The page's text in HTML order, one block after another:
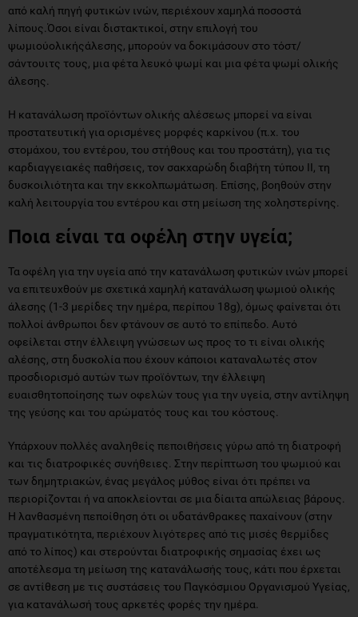
από καλή πηγή φυτικών ινών, περιέχουν χαμηλά ποσοστά
λίπους.Όσοι είναι διστακτικοί, στην επιλογή του
ψωμιούολικήςάλεσης, μπορούν να δοκιμάσουν στο τόστ/
σάντουιτς τους, μια φέτα λευκό ψωμί και μια φέτα ψωμί ολικής
άλεσης.
Η κατανάλωση προϊόντων ολικής αλέσεως μπορεί να είναι
προστατευτική για ορισμένες μορφές καρκίνου (π.χ. του
στομάχου, του εντέρου, του στήθους και του προστάτη), για τις
καρδιαγγειακές παθήσεις, τον σακχαρώδη διαβήτη τύπου ΙΙ, τη
δυσκοιλιότητα και την εκκολπωμάτωση. Επίσης, βοηθούν στην
καλή λειτουργία του εντέρου και στη μείωση της χοληστερίνης.
Ποια είναι τα οφέλη στην υγεία;
Τα οφέλη για την υγεία από την κατανάλωση φυτικών ινών μπορεί
να επιτευχθούν με σχετικά χαμηλή κατανάλωση ψωμιού ολικής
άλεσης (1-3 μερίδες την ημέρα, περίπου 18g), όμως φαίνεται ότι
πολλοί άνθρωποι δεν φτάνουν σε αυτό το επίπεδο. Αυτό
οφείλεται στην έλλειψη γνώσεων ως προς το τι είναι ολικής
αλέσης, στη δυσκολία που έχουν κάποιοι καταναλωτές στον
προσδιορισμό αυτών των προϊόντων, την έλλειψη
ευαισθητοποίησης των οφελών τους για την υγεία, στην αντίληψη
της γεύσης και του αρώματός τους και του κόστους.
Υπάρχουν πολλές αναληθείς πεποιθήσεις γύρω από τη διατροφή
και τις διατροφικές συνήθειες. Στην περίπτωση του ψωμιού και
των δημητριακών, ένας μεγάλος μύθος είναι ότι πρέπει να
περιορίζονται ή να αποκλείονται σε μια δίαιτα απώλειας βάρους.
Η λανθασμένη πεποίθηση ότι οι υδατάνθρακες παχαίνουν (στην
πραγματικότητα, περιέχουν λιγότερες από τις μισές θερμίδες
από το λίπος) και στερούνται διατροφικής σημασίας έχει ως
αποτέλεσμα τη μείωση της κατανάλωσής τους, κάτι που έρχεται
σε αντίθεση με τις συστάσεις του Παγκόσμιου Οργανισμού Υγείας,
για κατανάλωσή τους αρκετές φορές την ημέρα.